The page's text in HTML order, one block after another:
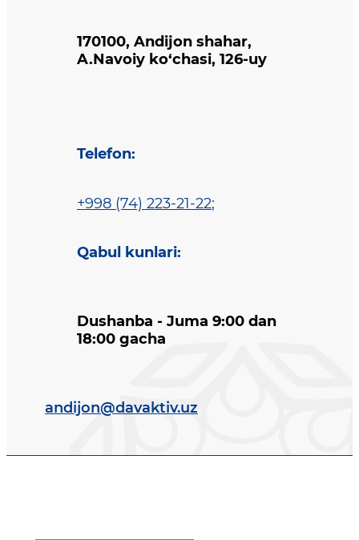
170100, Andijon shahar,
A.Navoiy ko‘chasi, 126-uy
Telefon:
+998 (74) 223-21-22;
Qabul kunlari:
Dushanba - Juma 9:00 dan
18:00 gacha
andijon@davaktiv.uz